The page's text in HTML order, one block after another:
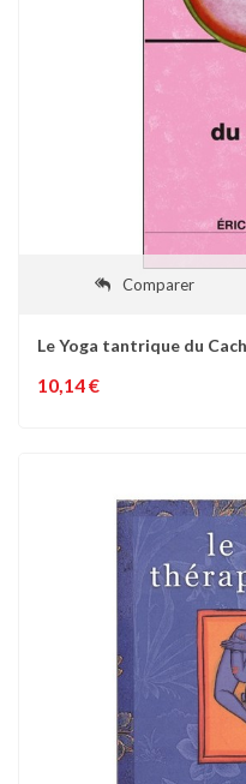
Comparer
Le Yoga tantrique du
10,14 €